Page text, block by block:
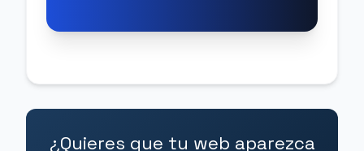
¿Quieres que tu web aparezca